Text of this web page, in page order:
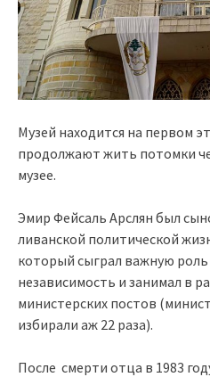
Музей находится на первом
продолжают жить потомки
музее.
Эмир Фейсаль Арслян был
ливанской политической
который сыграл важную
независимость и занимал в
министерских постов
избирали аж 22 раза).
После смерти отца в 1983